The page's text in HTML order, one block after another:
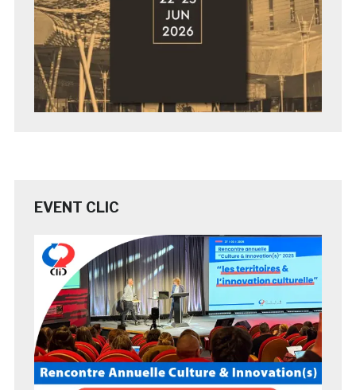
EVENT CLIC